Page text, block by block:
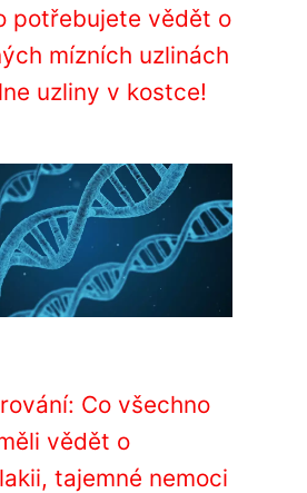
potřebujete vědět o
mízních uzlinách
uzliny v kostce!
Co všechno
vědět o
tajemné nemoci